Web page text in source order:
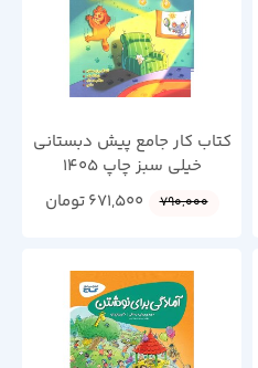
کتاب کار جامع پیش دبستانی
خیلی سبز چاپ 1405
790,000
671,500تومان